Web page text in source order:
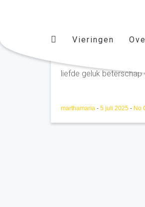
Vieringen
liefde geluk beterschap
marthamaria - 5 juli 2025 - No